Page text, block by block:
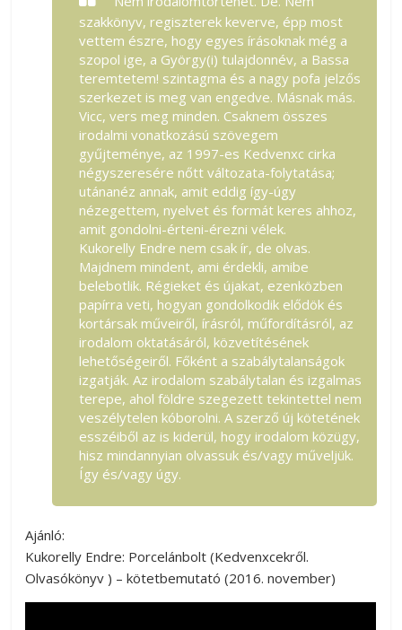
szakkönyv, regiszterek keverve, épp most
vettem észre, hogy egyes írásoknak még a
szopol ige, a György(i) tulajdonnév, a Bassa
teremtetem! szintagma és a nagy pofa jelzős
szerkezet is meg van engedve. Másnak más.
Vicc, vers meg minden. Csaknem összes
irodalmi vonatkozású szövegem
gyűjteménye, az 1997-es Kedvenxc cirka
négyszeresére nőtt változata-folytatása;
utánanéz annak, amit eddig így-úgy
nézegettem, nyelvet és formát keres ahhoz,
amit gondolni-érteni-érezni vélek.
Kukorelly Endre nem csak ír, de olvas.
Majdnem mindent, ami érdekli, amibe
belebotlik. Régieket és újakat, ezenközben
papírra veti, hogyan gondolkodik elődök és
kortársak műveiről, írásról, műfordításról, az
irodalom oktatásáról, közvetítésének
lehetőségeiről. Főként a szabálytalanságok
izgatják. Az irodalom szabálytalan és izgalmas
terepe, ahol földre szegezett tekintettel nem
veszélytelen kóborolni. A szerző új kötetének
esszéiből az is kiderül, hogy irodalom közügy,
hisz mindannyian olvassuk és/vagy műveljük.
Így és/vagy úgy.
Ajánló:
Kukorelly Endre: Porcelánbolt (Kedvenxcekről.
Olvasókönyv ) – kötetbemutató (2016. november)